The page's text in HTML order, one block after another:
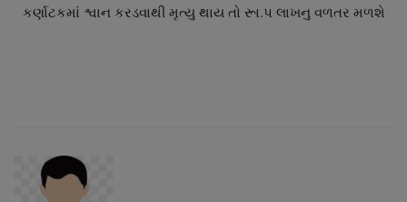
કર્ણાટકમાં શ્વાન કરડવાથી મૃત્યુ થાય તો રૂા.પ લાખનુ વળતર મળશે